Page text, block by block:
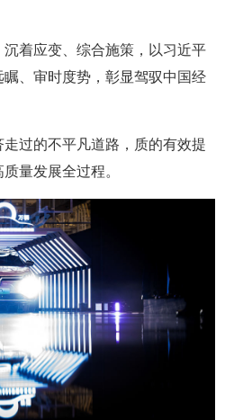
着应变、综合施策，以习近平
、审时度势，彰显驾驭中国经
过的不平凡道路，质的有效提
量发展全过程。